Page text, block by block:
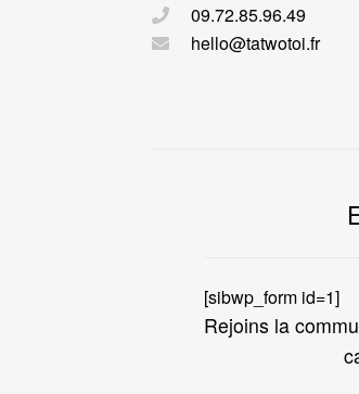
09.72.85.96.49
hello@tatwotoi.fr
[sibwp_form id=1]
Rejoins la